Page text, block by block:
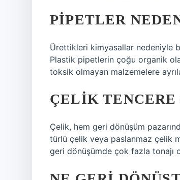
PIPETLER
Ürettikleri kimyasallar nedeniyle
Plastik pipetlerin çoğu organik
toksik olmayan malzemelere
ÇELIK
Çelik, hem geri dönüşüm
türlü çelik veya paslanmaz çelik
geri dönüşümde çok fazla tonajı